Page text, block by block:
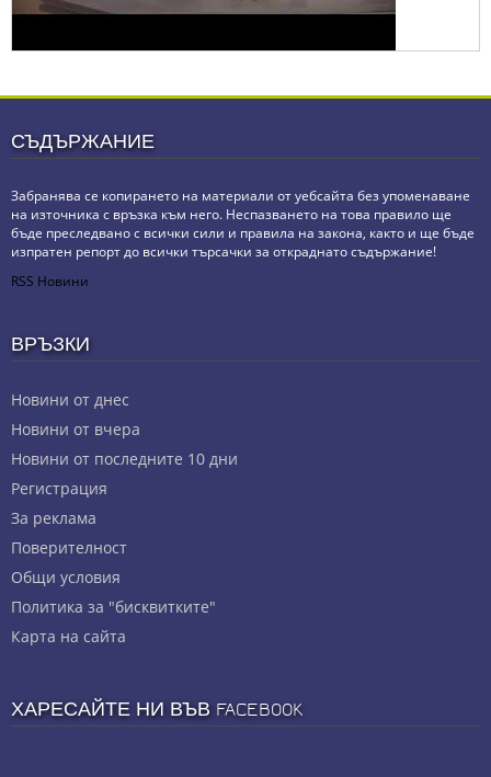
СЪДЪРЖАНИЕ
Забранява се копирането на материали от уебсайта без упоменаване
на източника с връзка към него. Неспазването на това правило ще
бъде преследвано с всички сили и правила на закона, както и ще бъде
изпратен репорт до всички търсачки за откраднато съдържание!
RSS Новини
ВРЪЗКИ
Новини от днес
Новини от вчера
Новини от последните 10 дни
Регистрация
За реклама
Πoвepитeлнocт
Общи условия
Политика за "бисквитките"
Карта на сайта
ХАРЕСАЙТЕ НИ ВЪВ FACEBOOK